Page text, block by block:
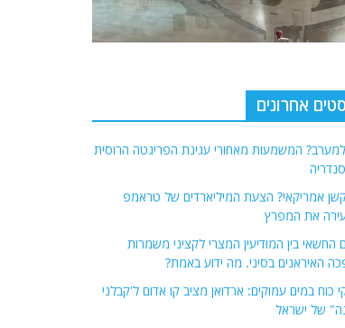
אחרונים
המשמעות מאחורי עגינת הפריגטה הרוסית
אמריקאי? הצעת המיליארדים של טראמפ
את המפרץ
החשאי בין המודיעין המצרי לקציני משמרות
האיראנים בסיני. מה ידוע באמת?
כוח במים עמוקים: ארדואן מציב קו אדום ל'קבלני
של ישראל